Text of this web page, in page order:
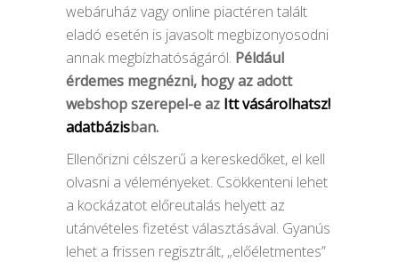
webáruház vagy online piactéren talált
eladó esetén is javasolt megbizonyosodni
annak megbízhatóságáról. Például
érdemes megnézni, hogy az adott
webshop szerepel-e az Itt vásárolhatsz!
adatbázisban.
Ellenőrizni célszerű a kereskedőket, el kell
olvasni a véleményeket. Csökkenteni lehet
a kockázatot előreutalás helyett az
utánvételes fizetést választásával. Gyanús
lehet a frissen regisztrált, „előéletmentes”